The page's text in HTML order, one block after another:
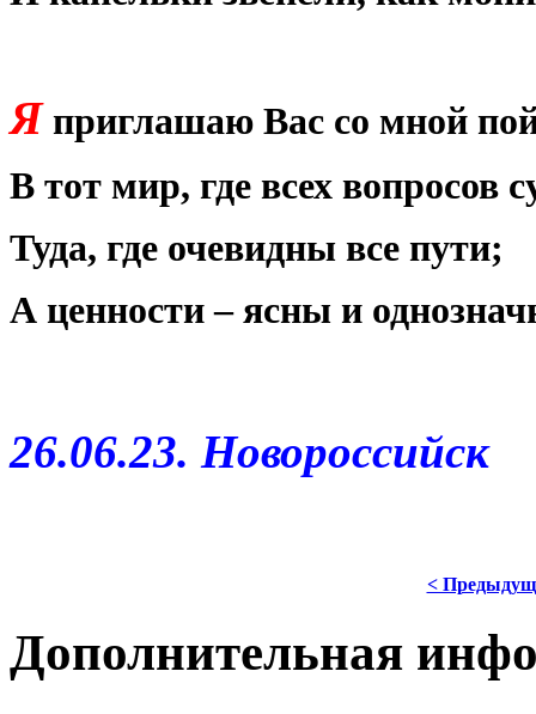
Я приглашаю Вас со мной
В тот мир, где всех вопросов
Туда, где очевидны все пути;
А ценности – ясны и
26.06.23. Новороссийск
<
Дополнительная